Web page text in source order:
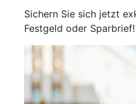
Sichern Sie sich jetzt
Festgeld oder Sparbrief!